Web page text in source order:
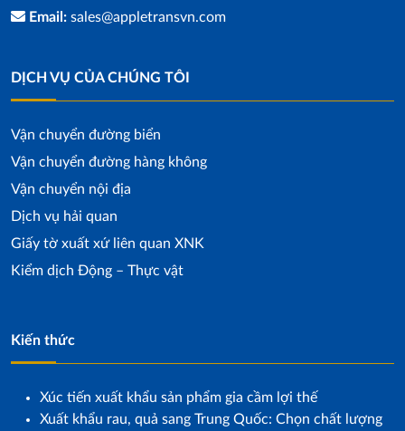
Email: sales@appletransvn.com
DỊCH VỤ CỦA CHÚNG TÔI
Vận chuyển đường biển
Vận chuyển đường hàng không
Vận chuyển nội địa
Dịch vụ hải quan
Giấy tờ xuất xứ liên quan XNK
Kiểm dịch Động – Thực vật
Kiến thức
Xúc tiến xuất khẩu sản phẩm gia cầm lợi thế
Xuất khẩu rau, quả sang Trung Quốc: Chọn chất lượng